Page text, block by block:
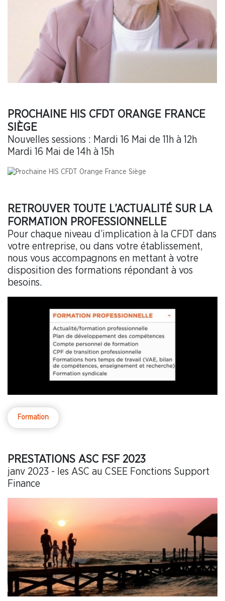
PROCHAINE HIS CFDT ORANGE FRANCE
SIÈGE
Nouvelles sessions : Mardi 16 Mai de 11h à 12h
Mardi 16 Mai de 14h à 15h
RETROUVER TOUTE L’ACTUALITÉ SUR LA
FORMATION PROFESSIONNELLE
Pour chaque niveau d’implication à la CFDT dans
votre entreprise, ou dans votre établissement,
nous vous accompagnons en mettant à votre
disposition des formations répondant à vos
besoins.
Formation
PRESTATIONS ASC FSF 2023
janv 2023 - les ASC au CSEE Fonctions Support
Finance